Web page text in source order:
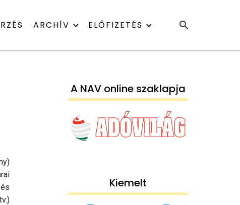
ARCHÍV ELŐFIZETÉS
A NAV online szaklapja
Kiemelt